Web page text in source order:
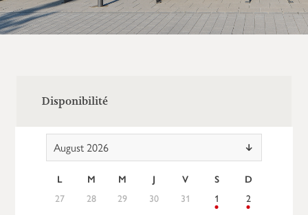
Disponibilité
August 2026
L M M J V S
D
27
28 29 30 31 1
2